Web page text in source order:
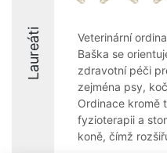
Laureáti
Veterinární
Baška se
zdravotní péči
zejména psy,
Ordinace kromě
fyzioterapii a
koně, čímž